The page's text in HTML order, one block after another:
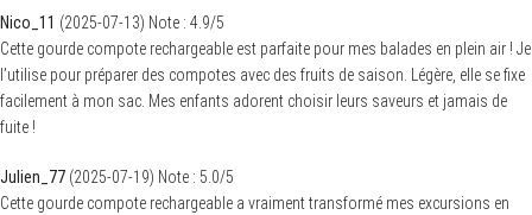
Nico_11 (2025-07-13) Note : 4.9/5
Cette gourde compote rechargeable est parfaite pour mes balades en plein air ! Je
l’utilise pour préparer des compotes avec des fruits de saison. Légère, elle se fixe
facilement à mon sac. Mes enfants adorent choisir leurs saveurs et jamais de
fuite !
Julien_77 (2025-07-19) Note : 5.0/5
Cette gourde compote rechargeable a vraiment transformé mes excursions en